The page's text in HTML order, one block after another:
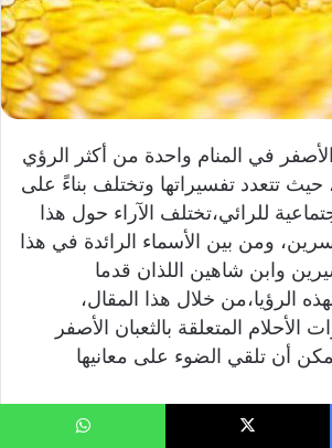
الأصفر في المنام واحدة من أكثر الرؤي
حيث تتعدد تفسيراتها وتختلف بناءً على
للرائي،تختلف الآراء حول هذا
ومن بين الأسماء الرائدة في هذا
وابن شاهين اللذان قدما
الرؤيا،من خلال هذا المقال،
المتعلقة بالثعبان الأصفر
أن تلقي الضوء على معانيها